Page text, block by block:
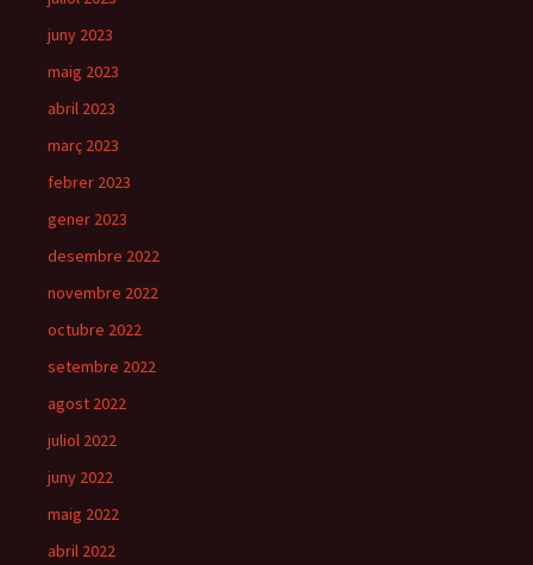
juny 2023
maig 2023
abril 2023
març 2023
febrer 2023
gener 2023
desembre 2022
novembre 2022
octubre 2022
setembre 2022
agost 2022
juliol 2022
juny 2022
maig 2022
abril 2022